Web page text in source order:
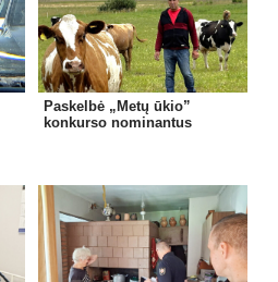
Paskelbė „Metų ūkio”
konkurso nominantus